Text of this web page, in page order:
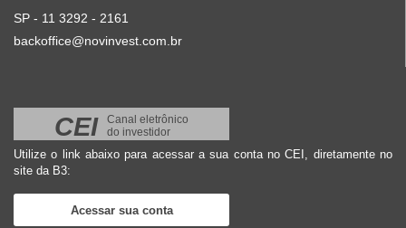
SP - 11 3292 - 2161
backoffice@novinvest.com.br
CEI
Canal eletrônico
do investidor
Utilize o link abaixo para acessar a sua conta no CEI, diretamente no
site da B3:
Acessar sua conta